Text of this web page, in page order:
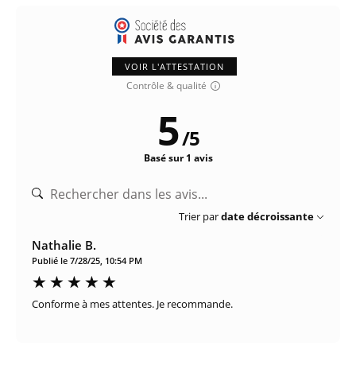
VOIR L'ATTESTATION
Contrôle & qualité
5/5
Basé sur 1 avis
Trier pardate décroissante
Nathalie B.
Publié le 7/28/25, 10:54 PM
Conforme à mes attentes. Je recommande.